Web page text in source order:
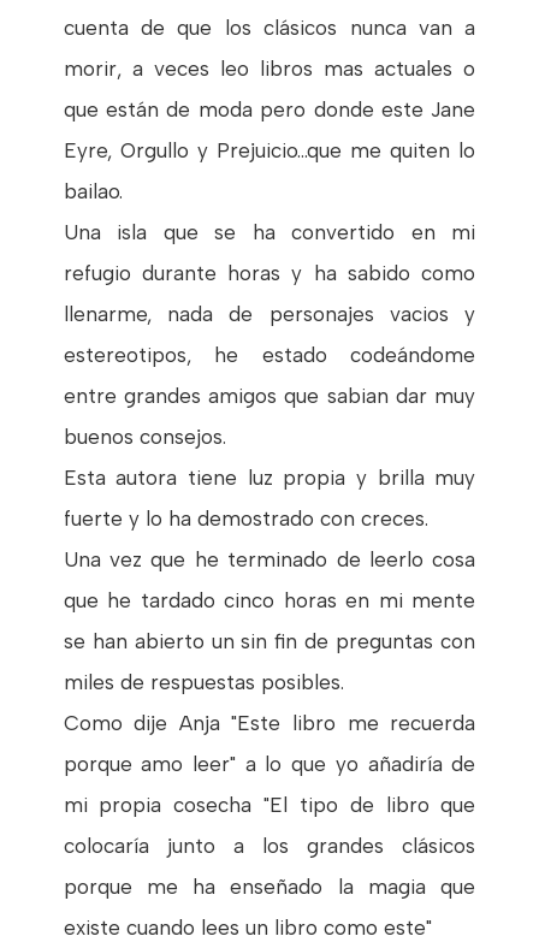
cuenta de que los clásicos nunca van a
morir, a veces leo libros mas actuales o
que están de moda pero donde este Jane
Eyre, Orgullo y Prejuicio...que me quiten lo
bailao.
Una isla que se ha convertido en mi
refugio durante horas y ha sabido como
llenarme, nada de personajes vacios y
estereotipos, he estado codeándome
entre grandes amigos que sabian dar muy
buenos consejos.
Esta autora tiene luz propia y brilla muy
fuerte y lo ha demostrado con creces.
Una vez que he terminado de leerlo cosa
que he tardado cinco horas en mi mente
se han abierto un sin fin de preguntas con
miles de respuestas posibles.
Como dije Anja "Este libro me recuerda
porque amo leer" a lo que yo añadiría de
mi propia cosecha "El tipo de libro que
colocaría junto a los grandes clásicos
porque me ha enseñado la magia que
existe cuando lees un libro como este"